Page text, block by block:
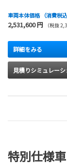
車両本体価格 （消費税込
2,531,600 円 （税抜
詳細をみる
見積りシミュレー
特別仕様車